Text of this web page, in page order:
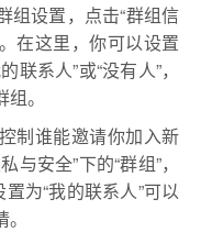
组设置，点击“群组信
在这里，你可以设置
系人”或“没有人”，
。
制谁能邀请你加入新
安全”下的“群组”，
为“我的联系人”可以